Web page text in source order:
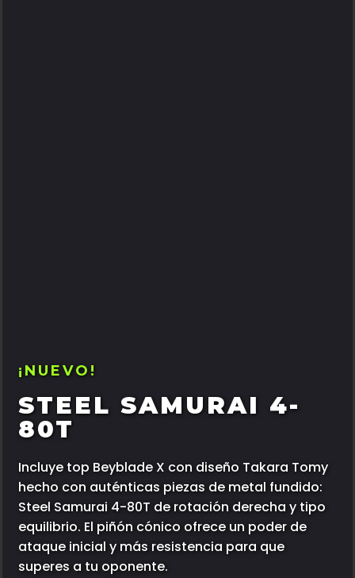
¡NUEVO!
STEEL SAMURAI 4-
80T
Incluye top Beyblade X con diseño Takara Tomy
hecho con auténticas piezas de metal fundido:
Steel Samurai 4-80T de rotación derecha y tipo
equilibrio. El piñón cónico ofrece un poder de
ataque inicial y más resistencia para que
superes a tu oponente.